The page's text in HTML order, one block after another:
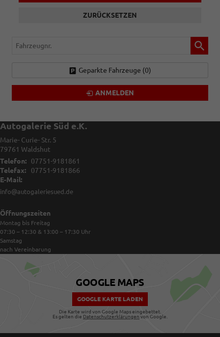
ZURÜCKSETZEN
Fahrzeugnr.
Geparkte Fahrzeuge (0)
ANMELDEN
Autogalerie Süd e.K.
Marie- Curie- Str. 5
79761 Waldshut
Telefon:
07751-9181861
Telefax:
07751-9181866
E-Mail:
info@autogaleriesued.de
Öffnungszeiten
Montag bis Freitag
07:30 – 12:30 & 13:00 – 17:30 Uhr
Samstag
nach Vereinbarung
GOOGLE MAPS
GOOGLE KARTE LADEN
Die Karte wird von Google Maps eingebettet.
Es gelten die Datenschutzerklärungen von Google.